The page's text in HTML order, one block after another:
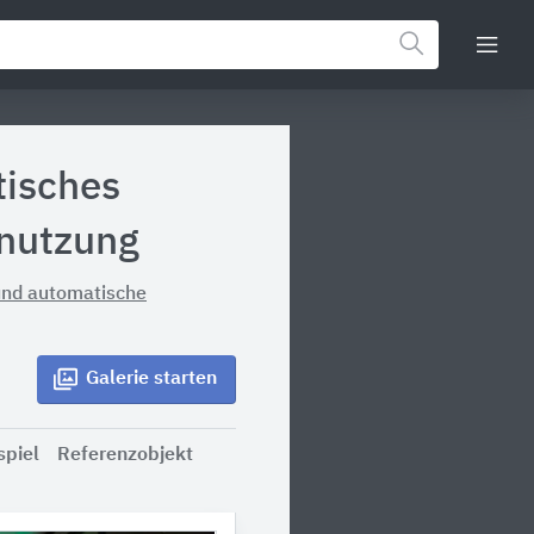
automatische
Galerie starten
Referenzobjekt